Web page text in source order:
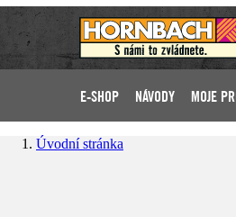
E-SHOP NÁVODY MOJE
Úvodní stránka